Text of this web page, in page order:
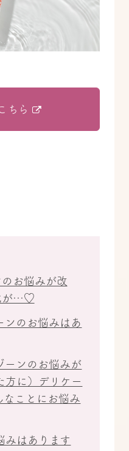
ちら
お悩みが改
が…♡
ンのお悩みはあ
ーンのお悩みが
方に）デリケー
なことにお悩み
みはあります